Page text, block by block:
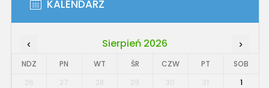
KALENDARZ
‹ Sierpień 2026 ›
NDZ PN WT ŚR CZW PT
SOB
1